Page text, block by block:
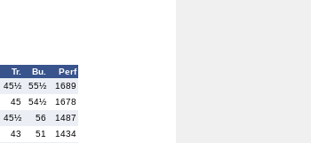
Tr. Bu.
Perf
45½ 55½
1689
45 54½
1678
45½ 56
1487
43 51
1434